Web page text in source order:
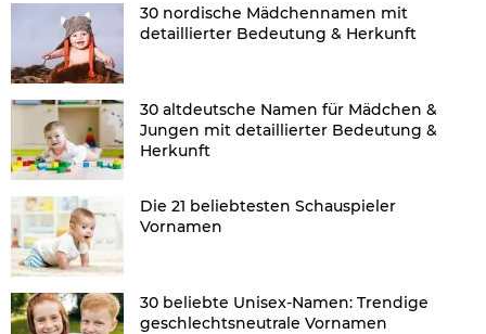
30 nordische Mädchennamen mit
detaillierter Bedeutung & Herkunft
30 altdeutsche Namen für Mädchen &
Jungen mit detaillierter Bedeutung &
Herkunft
Die 21 beliebtesten Schauspieler
Vornamen
30 beliebte Unisex-Namen: Trendige
geschlechtsneutrale Vornamen